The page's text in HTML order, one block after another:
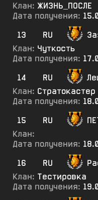
Клан: ЖИЗНЬ_ПОСЛЕ
Дата получения:
13
RU
Клан: Чуткость
Дата получения:
14
RU
Клан: Стратокастер
Дата получения:
15
RU
Клан:
Дата получения:
16
RU
Клан: Тестировка
Дата получения: